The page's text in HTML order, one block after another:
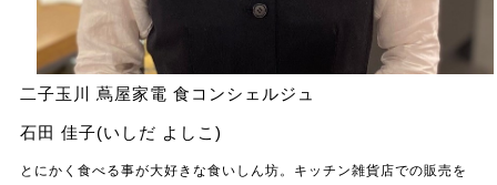
二子玉川 蔦屋家電 食コンシェルジュ
石田 佳子(いしだ よしこ)
とにかく食べる事が大好きな食いしん坊。キッチン雑貨店での販売を